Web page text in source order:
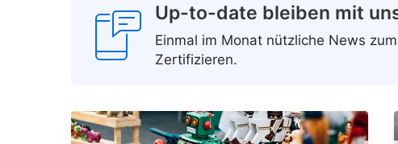
Up-to-date bleiben mit
Einmal im Monat nützliche News
Zertifizieren.